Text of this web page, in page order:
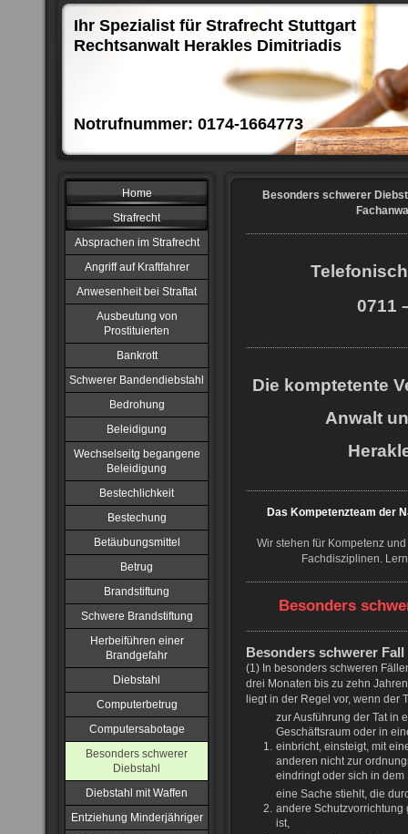
Ihr Spezialist für Strafrecht Stuttgart
Rechtsanwalt Herakles Dimitriadis
Notrufnummer: 0174-1664773
Home
Strafrecht
Absprachen im Strafrecht
Angriff auf Kraftfahrer
Anwesenheit bei Straftat
Ausbeutung von
Prostituierten
Bankrott
Schwerer Bandendiebstahl
Bedrohung
Beleidigung
Wechselseitg begangene
Beleidigung
Bestechlichkeit
Bestechung
Betäubungsmittel
Betrug
Brandstiftung
Schwere Brandstiftung
Herbeiführen einer
Brandgefahr
Diebstahl
Computerbetrug
Computersabotage
Besonders schwerer
Diebstahl
Diebstahl mit Waffen
Entziehung Minderjähriger
Besonders schwerer
0711
Die komptetente
Anwalt
Das Kompetenzteam der
Wir stehen für Kompetenz
Fachdisziplinen.
Besonders
Besonders schwerer
(1) In besonders schweren
drei Monaten bis zu zehn
liegt in der Regel vor, wenn der
1.
zur Ausführung der Tat in
Geschäftsraum oder in
einbricht, einsteigt, mit
anderen nicht zur
eindringt oder sich in
2.
eine Sache stiehlt, die
andere
ist,